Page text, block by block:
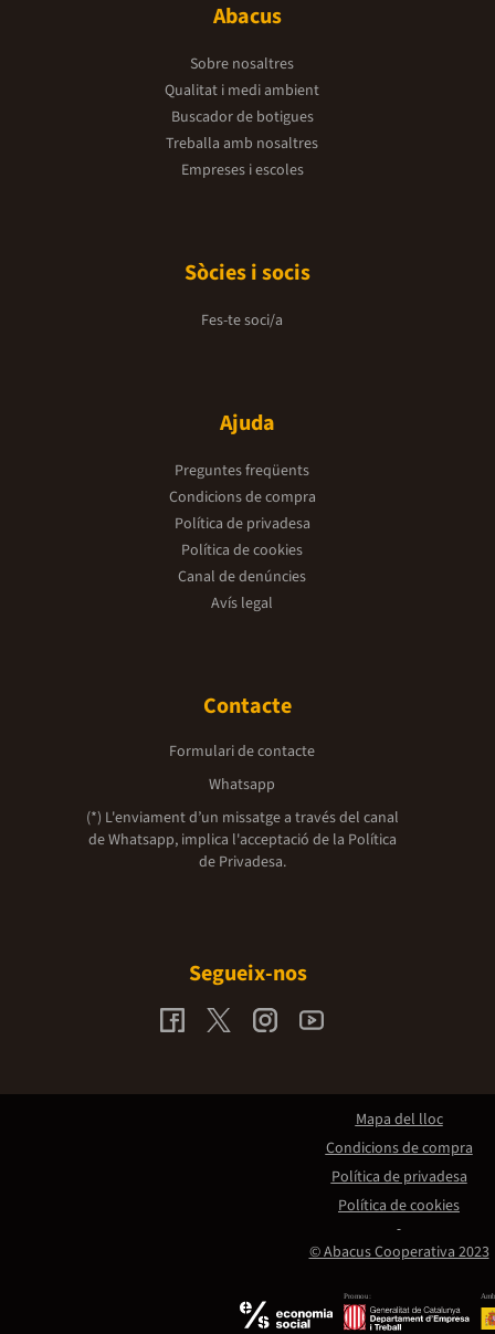
Abacus
Sobre nosaltres
Qualitat i medi ambient
Buscador de botigues
Treballa amb nosaltres
Empreses i escoles
Sòcies i socis
Fes-te soci/a
Ajuda
Preguntes freqüents
Condicions de compra
Política de privadesa
Política de cookies
Canal de denúncies
Avís legal
Contacte
Formulari de contacte
Whatsapp
(*) L'enviament d’un missatge a través del canal
de Whatsapp, implica l'acceptació de la Política
de Privadesa.
Segueix-nos
Promou:
© Abacus Cooperativa 2023
Mapa del lloc
Condicions de compra
Política de privadesa
Política de cookies